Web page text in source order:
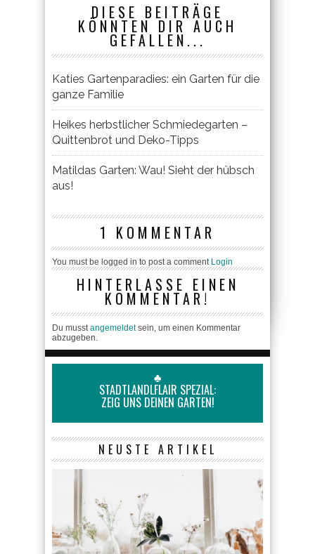
DIESE BEITRÄGE
KÖNNTEN DIR AUCH
GEFALLEN...
Katies Gartenparadies: ein Garten für die
ganze Familie
Heikes herbstlicher Schmiedegarten –
Quittenbrot und Deko-Tipps
Matildas Garten: Wau! Sieht der hübsch
aus!
1 KOMMENTAR
You must be logged in to post a comment Login
HINTERLASSE EINEN
KOMMENTAR!
Du musst angemeldetsein, um einen Kommentar
abzugeben.
♣
STADTLANDLFLAIR SPEZIAL:
ZEIG UNS DEINEN GARTEN!
NEUSTE ARTIKEL